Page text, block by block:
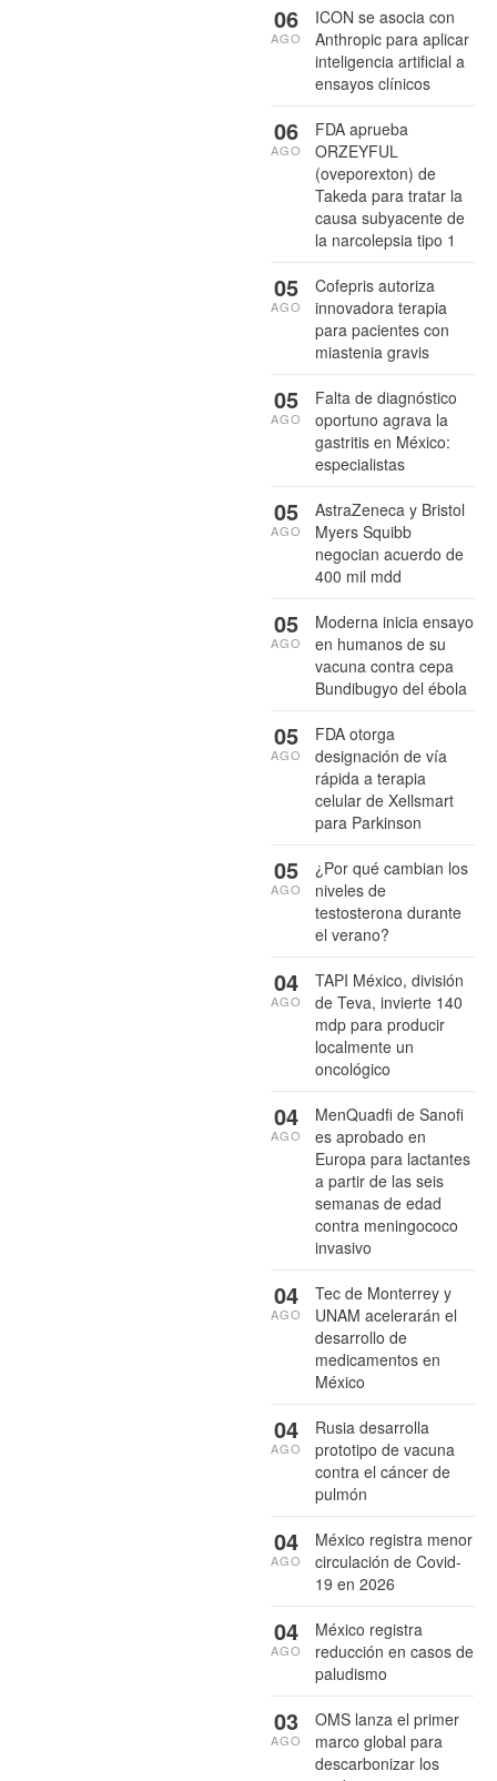
ICON se asocia con
Anthropic para aplicar
inteligencia artificial a
ensayos clínicos
06
AGO
FDA aprueba
ORZEYFUL
(oveporexton) de
Takeda para tratar la
causa subyacente de
la narcolepsia tipo 1
06
AGO
Cofepris autoriza
innovadora terapia
para pacientes con
miastenia gravis
05
AGO
Falta de diagnóstico
oportuno agrava la
gastritis en México:
especialistas
05
AGO
AstraZeneca y Bristol
Myers Squibb
negocian acuerdo de
400 mil mdd
05
AGO
Moderna inicia ensayo
en humanos de su
vacuna contra cepa
Bundibugyo del ébola
05
AGO
FDA otorga
designación de vía
rápida a terapia
celular de Xellsmart
para Parkinson
05
AGO
¿Por qué cambian los
niveles de
testosterona durante
el verano?
05
AGO
TAPI México, división
de Teva, invierte 140
mdp para producir
localmente un
oncológico
04
AGO
MenQuadfi de Sanofi
es aprobado en
Europa para lactantes
a partir de las seis
semanas de edad
contra meningococo
invasivo
04
AGO
Tec de Monterrey y
UNAM acelerarán el
desarrollo de
medicamentos en
México
04
AGO
Rusia desarrolla
prototipo de vacuna
contra el cáncer de
pulmón
04
AGO
México registra menor
circulación de Covid-
19 en 2026
04
AGO
México registra
reducción en casos de
paludismo
04
AGO
OMS lanza el primer
marco global para
descarbonizar los
03
AGO